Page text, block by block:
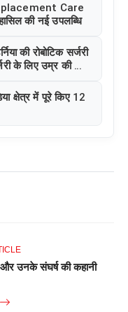
Care
की नई उपलब्धि
की रोबोटिक सर्जरी
के लिए उम्र की कोई
क्षेत्र में पूरे किए 12
उनके संघर्ष की कहानी